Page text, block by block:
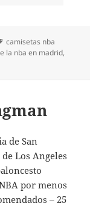
Etiquetas
camisetas nba
la nba en madrid,
de San
Los Angeles
por menos
– 25